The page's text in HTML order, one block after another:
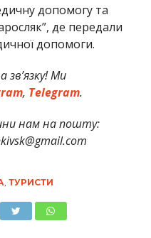
допомогу та
де передали
допомоги.
Ми
, Telegram.
нам на пошту:
, ТУРИСТИ